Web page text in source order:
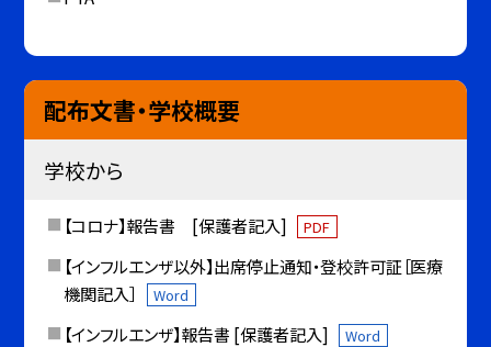
配布文書・学校概要
学校から
【コロナ】報告書 [保護者記入] PDF
【インフルエンザ以外】出席停止通知・登校許可証［医療
機関記入］
Word
【インフルエンザ】報告書 [保護者記入] Word